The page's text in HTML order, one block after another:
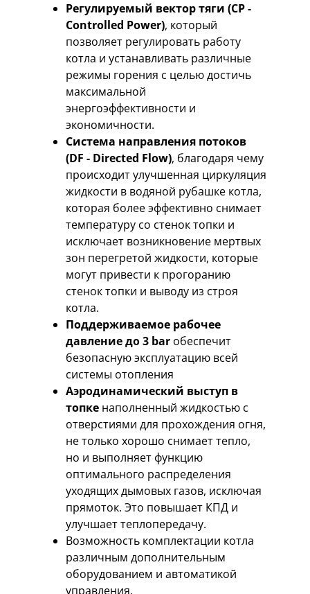
Регулируемый вектор тяги (СP -
Controlled Power), который
позволяет регулировать работу
котла и устанавливать различные
режимы горения с целью достичь
максимальной
энергоэффективности и
экономичности.
Система направления потоков
(DF - Directed Flow), благодаря чему
происходит улучшенная циркуляция
жидкости в водяной рубашке котла,
которая более эффективно снимает
температуру со стенок топки и
исключает возникновение мертвых
зон перегретой жидкости, которые
могут привести к прогоранию
стенок топки и выводу из строя
котла.
Поддерживаемое рабочее
давление до 3 barобеспечит
безопасную эксплуатацию всей
системы отопления
Аэродинамический выступ в
топкенаполненный жидкостью с
отверстиями для прохождения огня,
не только хорошо снимает тепло,
но и выполняет функцию
оптимального распределения
уходящих дымовых газов, исключая
прямоток. Это повышает КПД и
улучшает теплопередачу.
Возможность комплектации котла
различным дополнительным
оборудованием и автоматикой
управления.